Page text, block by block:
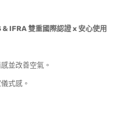
& IFRA雙重國際認證x 安心使用
並改善空氣。
式感。